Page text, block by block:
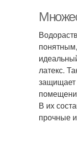
латекс.
защищает
В их
прочные